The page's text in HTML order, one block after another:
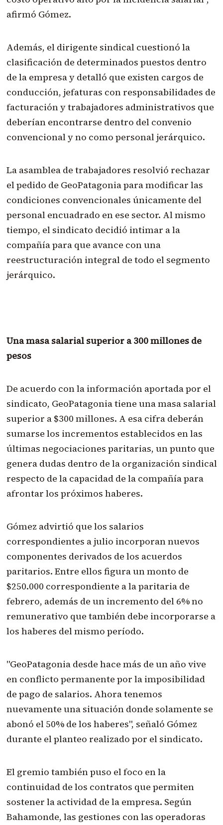
afirmó Gómez.
Además, el dirigente sindical cuestionó la
clasificación de determinados puestos dentro
de la empresa y detalló que existen cargos de
conducción, jefaturas con responsabilidades de
facturación y trabajadores administrativos que
deberían encontrarse dentro del convenio
convencional y no como personal jerárquico.
La asamblea de trabajadores resolvió rechazar
el pedido de GeoPatagonia para modificar las
condiciones convencionales únicamente del
personal encuadrado en ese sector. Al mismo
tiempo, el sindicato decidió intimar a la
compañía para que avance con una
reestructuración integral de todo el segmento
jerárquico.
Una masa salarial superior a 300 millones de
pesos
De acuerdo con la información aportada por el
sindicato, GeoPatagonia tiene una masa salarial
superior a $300 millones. A esa cifra deberán
sumarse los incrementos establecidos en las
últimas negociaciones paritarias, un punto que
genera dudas dentro de la organización sindical
respecto de la capacidad de la compañía para
afrontar los próximos haberes.
Gómez advirtió que los salarios
correspondientes a julio incorporan nuevos
componentes derivados de los acuerdos
paritarios. Entre ellos figura un monto de
$250.000 correspondiente a la paritaria de
febrero, además de un incremento del 6% no
remunerativo que también debe incorporarse a
los haberes del mismo período.
"GeoPatagonia desde hace más de un año vive
en conflicto permanente por la imposibilidad
de pago de salarios. Ahora tenemos
nuevamente una situación donde solamente se
abonó el 50% de los haberes", señaló Gómez
durante el planteo realizado por el sindicato.
El gremio también puso el foco en la
continuidad de los contratos que permiten
sostener la actividad de la empresa. Según
Bahamonde, las gestiones con las operadoras